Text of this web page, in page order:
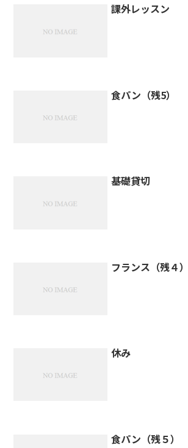
課外レッスン
食パン（残5）
基礎貸切
フランス（残４）
休み
食パン（残５）